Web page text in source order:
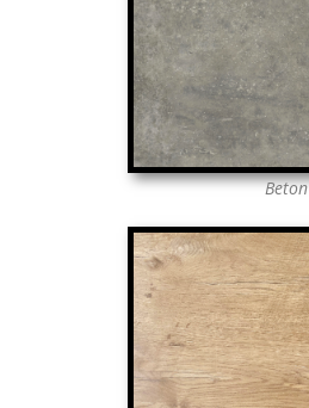
Beton